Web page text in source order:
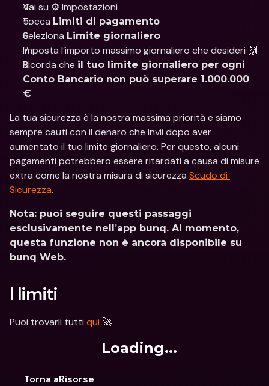
Vai su ⚙️ Impostazioni
Tocca Limiti di pagamento
Seleziona Limite giornaliero
Ricorda che il tuo limite giornaliero per ogni
Conto Bancario non può superare 1.000.000
€
La tua sicurezza è la nostra massima priorità e siamo
sempre cauti con il denaro che invii dopo aver
aumentato il tuo limite giornaliero. Per questo, alcuni
pagamenti potrebbero essere ritardati a causa di misure
extra come la nostra misura di sicurezza Scudo di
Sicurezza.
Nota: puoi seguire questi passaggi
esclusivamente nell’app bunq. Al momento,
questa funzione non è ancora disponibile su
bunq Web.
I limiti
Puoi trovarli tutti qui 🚀
Loading...
Torna aRisorse